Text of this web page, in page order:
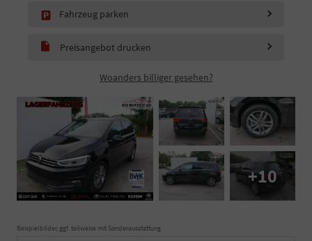
Fahrzeug parken
Preisangebot drucken
Woanders billiger gesehen?
+10
Beispielbilder, ggf. teilweise mit Sonderausstattung